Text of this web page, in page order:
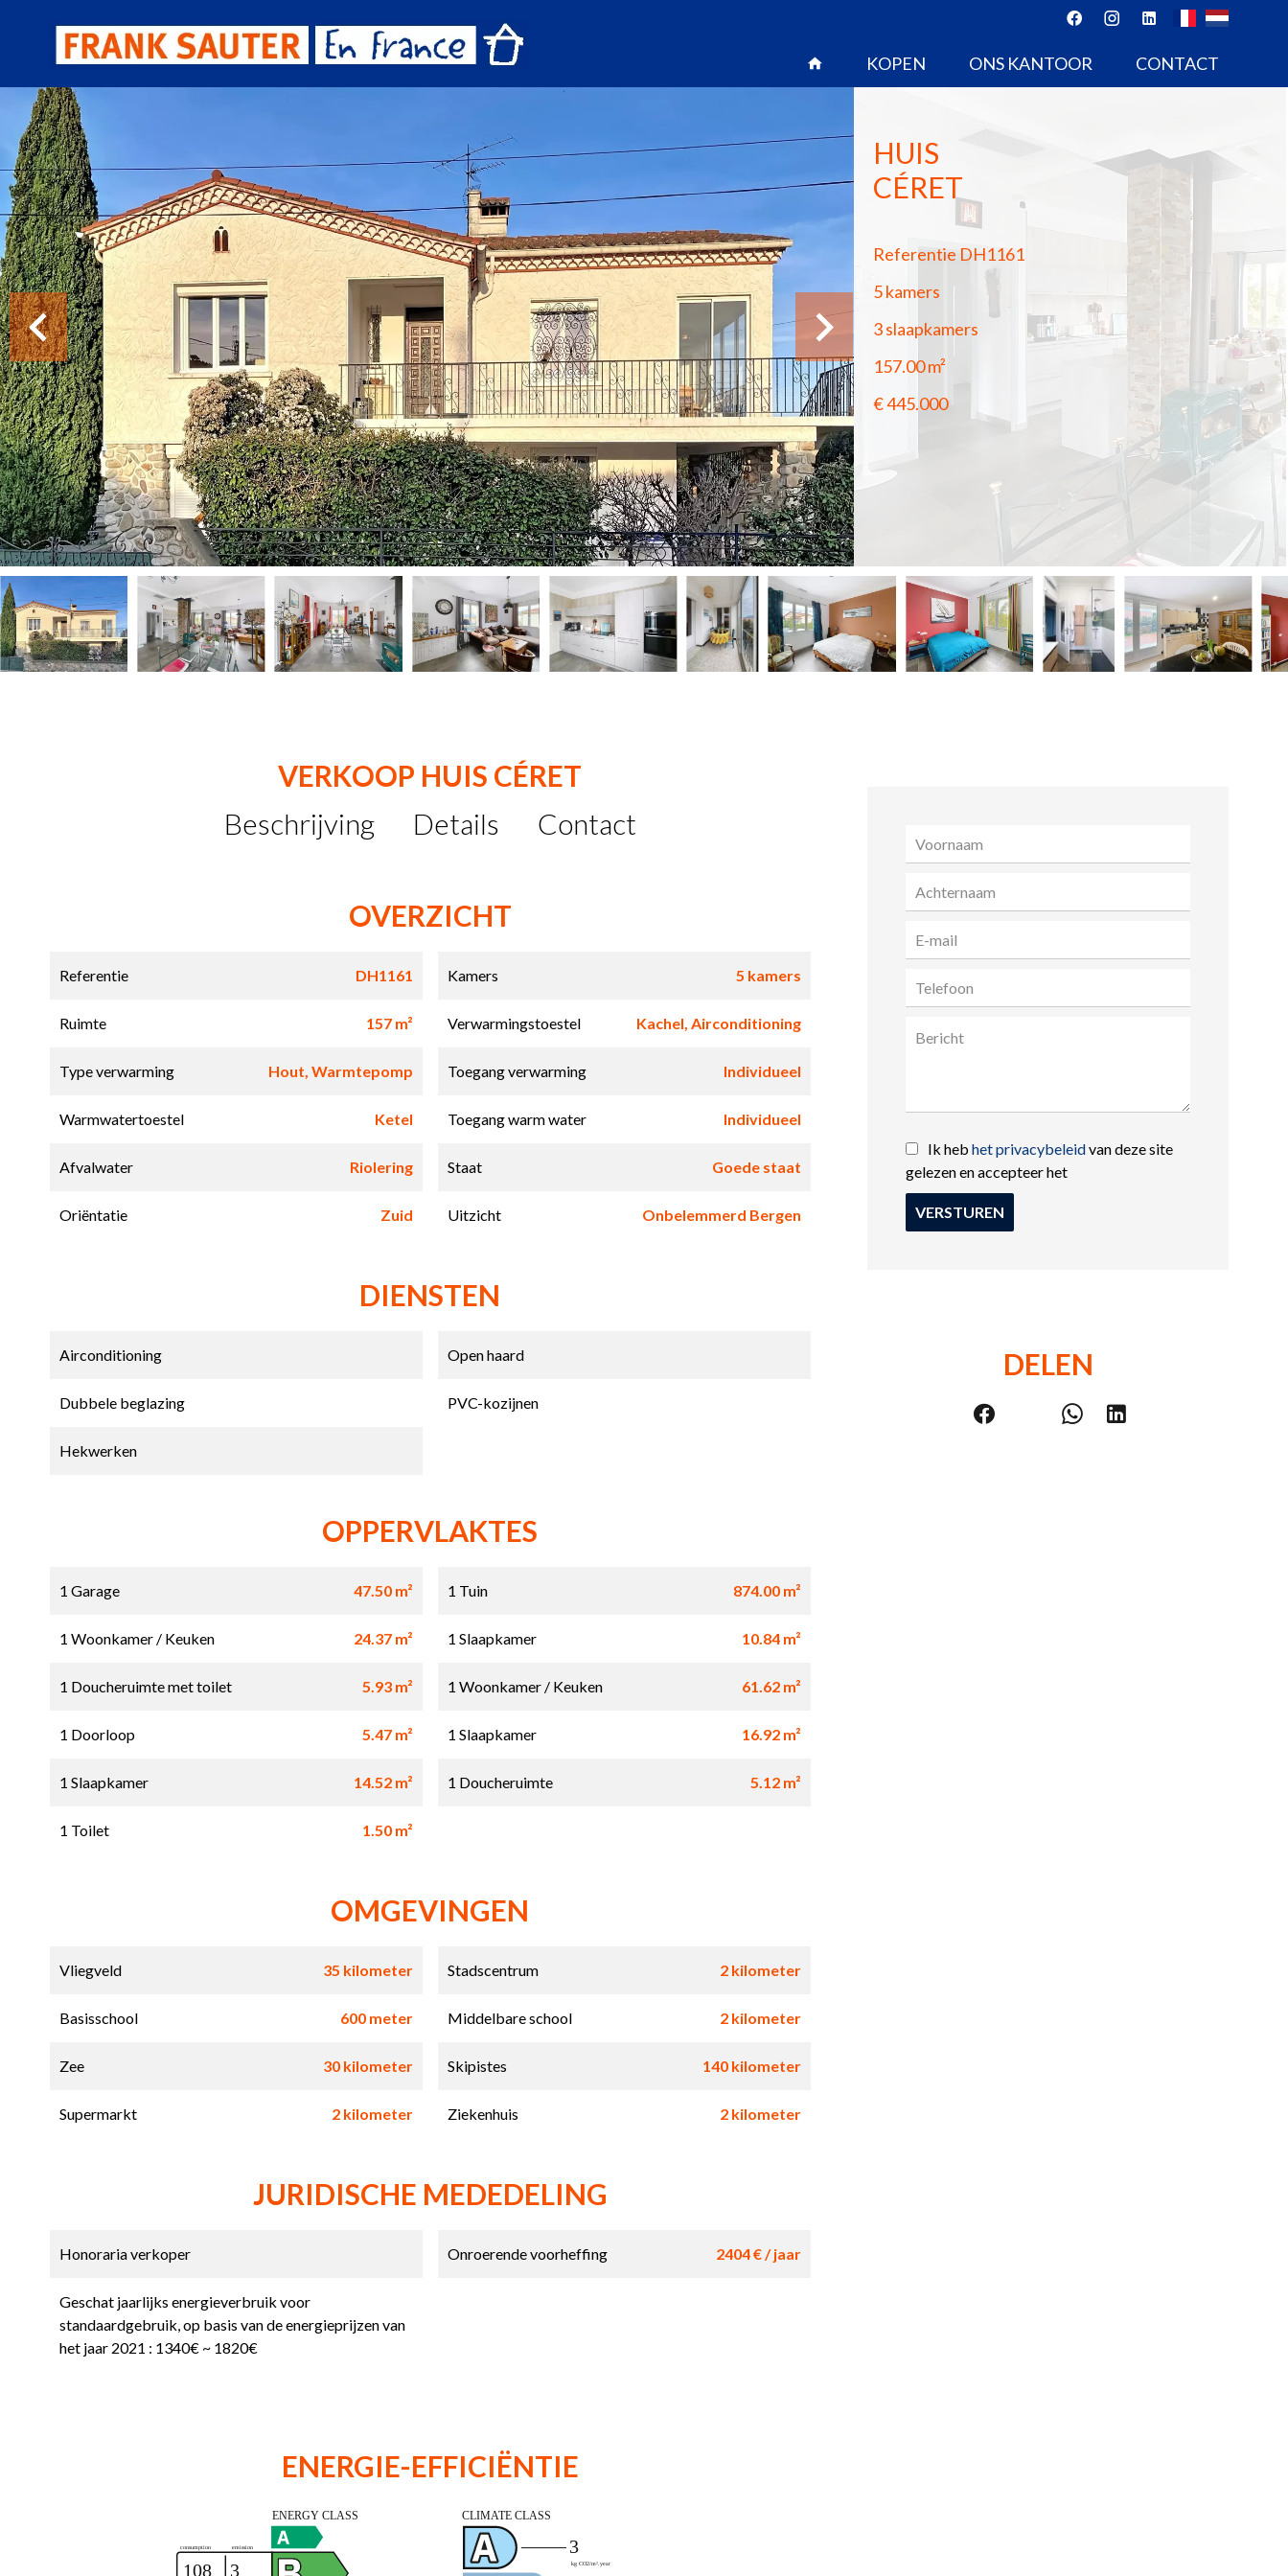
KOPEN ONS KANTOOR CONTACT
HUIS
CÉRET
Referentie DH1161
5 kamers
3 slaapkamers
157.00m²
€ 445.000
VERKOOP HUIS CÉRET
Beschrijving
Details Contact
OVERZICHT
Referentie DH1161 Kamers 5 kamers
Ruimte 157 m² Verwarmingstoestel Kachel, Airconditioning
Type verwarming Hout, Warmtepomp Toegang verwarming Individueel
Warmwatertoestel Ketel Toegang warm water Individueel
Afvalwater Riolering Staat Goede staat
Oriëntatie Zuid Uitzicht Onbelemmerd Bergen
DIENSTEN
Airconditioning Open haard
Dubbele beglazing PVC-kozijnen
Hekwerken
OPPERVLAKTES
1 Garage 47.50 m² 1 Tuin 874.00 m²
1 Woonkamer / Keuken 24.37 m² 1 Slaapkamer 10.84 m²
1 Doucheruimte met toilet 5.93 m² 1 Woonkamer / Keuken 61.62 m²
1 Doorloop 5.47 m² 1 Slaapkamer 16.92 m²
1 Slaapkamer 14.52 m² 1 Doucheruimte 5.12 m²
1 Toilet 1.50 m²
OMGEVINGEN
Vliegveld 35 kilometer Stadscentrum 2 kilometer
Basisschool 600 meter Middelbare school 2 kilometer
Zee 30 kilometer Skipistes 140 kilometer
Supermarkt 2 kilometer Ziekenhuis 2 kilometer
JURIDISCHE MEDEDELING
Honoraria verkoper Onroerende voorheffing 2404 € / jaar
Geschat jaarlijks energieverbruik voor
standaardgebruik, op basis van de energieprijzen van
het jaar 2021 : 1340€ ~ 1820€
ENERGIE-EFFICIËNTIE
Ik hebhet privacybeleidvan deze site
gelezen en accepteer het
VERSTUREN
DELEN